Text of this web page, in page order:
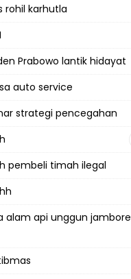
rohil karhutla
Prabowo lantik hidayat
auto service
strategi pencegahan
pembeli timah ilegal
alam api unggun jambore